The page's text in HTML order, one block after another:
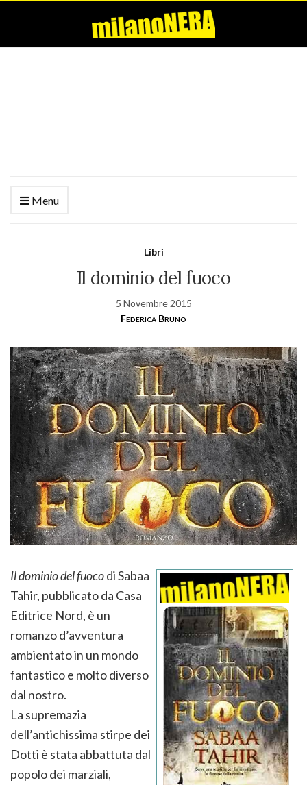
Menu
Libri
Il dominio del fuoco
5 Novembre 2015
Federica Bruno
Il dominio del fuocodi Sabaa
Tahir, pubblicato da Casa
Editrice Nord, è un
romanzo d’avventura
ambientato in un mondo
fantastico e molto diverso
dal nostro.
La supremazia
dell’antichissima stirpe dei
Dotti è stata abbattuta dal
popolo dei marziali,